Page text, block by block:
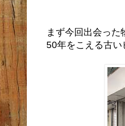
まず今回出会った
50年をこえる古い